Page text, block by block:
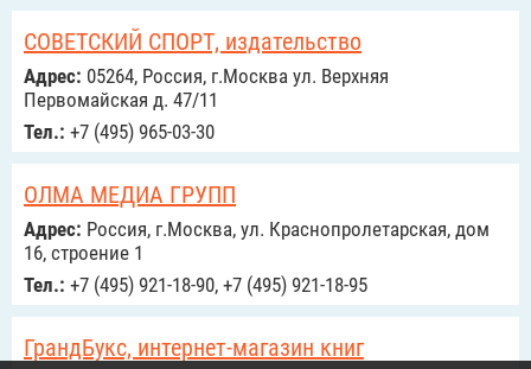
СОВЕТСКИЙ СПОРТ, издательство
Адрес: 05264, Россия, г.Москва ул. Верхняя
Первомайская д. 47/11
Тел.: +7 (495) 965-03-30
ОЛМА МЕДИА ГРУПП
Адрес: Россия, г.Москва, ул. Краснопролетарская, дом
16, строение 1
Тел.: +7 (495) 921-18-90, +7 (495) 921-18-95
ГрандБукс, интернет-магазин книг